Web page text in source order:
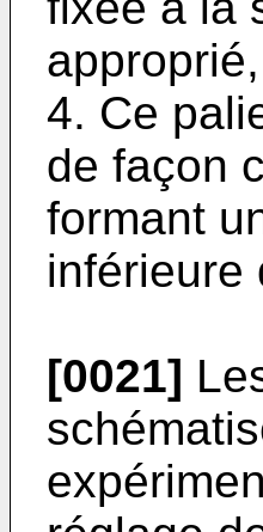
4. Ce
de façon
formant
inférieure
[0021]